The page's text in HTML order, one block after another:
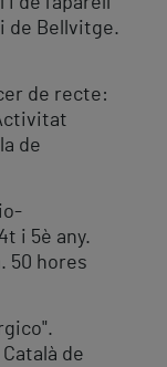
de Bellvitge.
de recte:
de
i 5è any.
50 hores
de